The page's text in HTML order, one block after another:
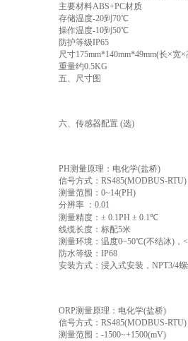
主要材料ABS+PC材质
存储温度-20到70℃
操作温度-10到50℃
防护等级IP65
尺寸175mm*140mm*49mm(长×宽×
重量约0.5KG
五、尺寸图
六、传感器配置 (选)
PH测量原理：电化学(盐桥)
信号方式：RS485(MODBUS-RTU)
测量范围：0~14(PH)
分辨率 ：0.01
测量精度：± 0.1PH ± 0.1℃
线缆长度：标配5米
测量环境：温度0~50℃(不结冰)，
防水等级：IP68
安装方式：浸入式安装，NPT3/4
ORP测量原理：电化学(盐桥)
信号方式：RS485(MODBUS-RTU)
测量范围：-1500~+1500(mV)